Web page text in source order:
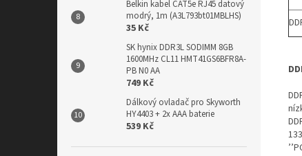
Belkin kabel CAT5e RJ45 datový
modrý, 1m (A3L793bt01MBLHS)
35 Kč
SK hynix DDR3L SODIMM 8GB
1600MHz CL11 HMT41GS6BFR8A-
PB N0 AA
749 Kč
Dálkový ovladač pro Skyworth
HY4403 + 2x AAA baterie
539 Kč